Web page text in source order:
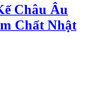
Châu Âu
Chất Nhật